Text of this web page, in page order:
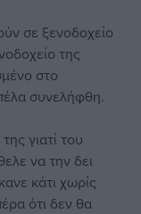
σε ξενοδοχείο
της
στο
συνελήφθη.
γιατί του
να την δει
κάτι χωρίς
ότι δεν θα